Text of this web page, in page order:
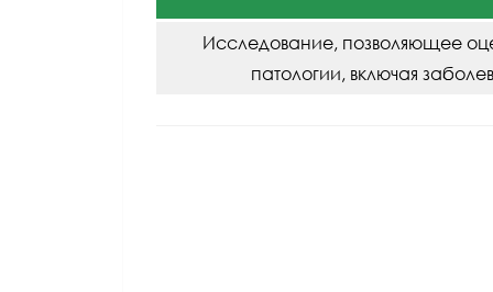
Исследование, позволяющее
патологии, включая